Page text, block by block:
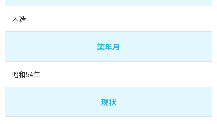
木造
築年月
昭和54年
現状